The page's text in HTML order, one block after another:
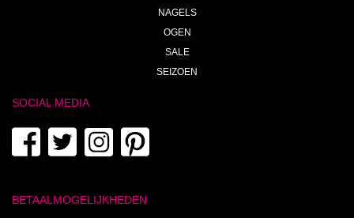
NAGELS
OGEN
SALE
SEIZOEN
SOCIAL MEDIA
BETAALMOGELIJKHEDEN